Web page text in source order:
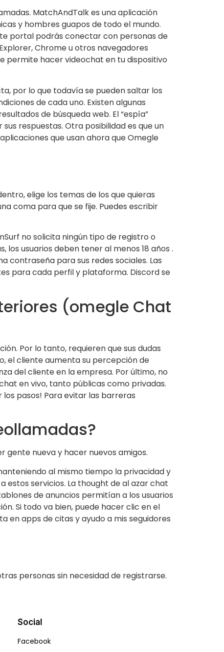
MatchAndTalk es una aplicación
y hombres guapos de todo el mundo.
portal podrás conectar con personas de
Chrome u otros navegadores
permite hacer videochat en tu dispositivo
por lo que todavía se pueden saltar los
de cada uno. Existen algunas
de búsqueda web. El “espía”
respuestas. Otra posibilidad es que un
que usan ahora que Omegle
elige los temas de los que quieras
coma para que se fije. Puedes escribir
no solicita ningún tipo de registro o
los usuarios deben tener al menos 18 años .
contraseña para sus redes sociales. Las
para cada perfil y plataforma. Discord se
(omegle Chat
Por lo tanto, requieren que sus dudas
el cliente aumenta su percepción de
del cliente en la empresa. Por último, no
en vivo, tanto públicas como privadas.
pasos! Para evitar las barreras
nueva y hacer nuevos amigos.
al mismo tiempo la privacidad y
estos servicios. La thought de al azar chat
de anuncios permitían a los usuarios
Si todo va bien, puede hacer clic en el
en apps de citas y ayudo a mis seguidores
personas sin necesidad de registrarse.
Social
Facebook